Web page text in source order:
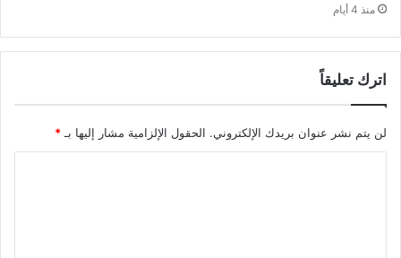
منذ 4 أيام
اترك تعليقاً
لن يتم نشر عنوان بريدك الإلكتروني. الحقول الإلزامية مشار إليها بـ *